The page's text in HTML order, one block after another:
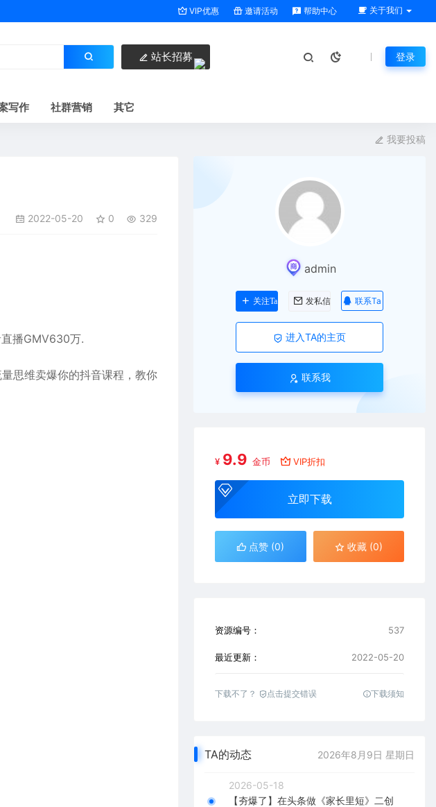
VIP优惠 邀请活动 帮助中心 关于我们
站长招募 登录
写作 社群营销 其它
我要投稿
2022-05-20 0 329
播GMV630万.
思维卖爆你的抖音课程，教你
admin
关注Ta 发私信 联系Ta
进入TA的主页
联系我
¥ 9.9 金币 VIP折扣
立即下载
点赞 (0) 收藏 (0)
资源编号： 537
最近更新： 2022-05-20
下载不了？ 点击提交错误 下载须知
TA的动态 2026年8月9日 星期日
2026-05-18
【夯爆了】在头条做《家长里短》二创